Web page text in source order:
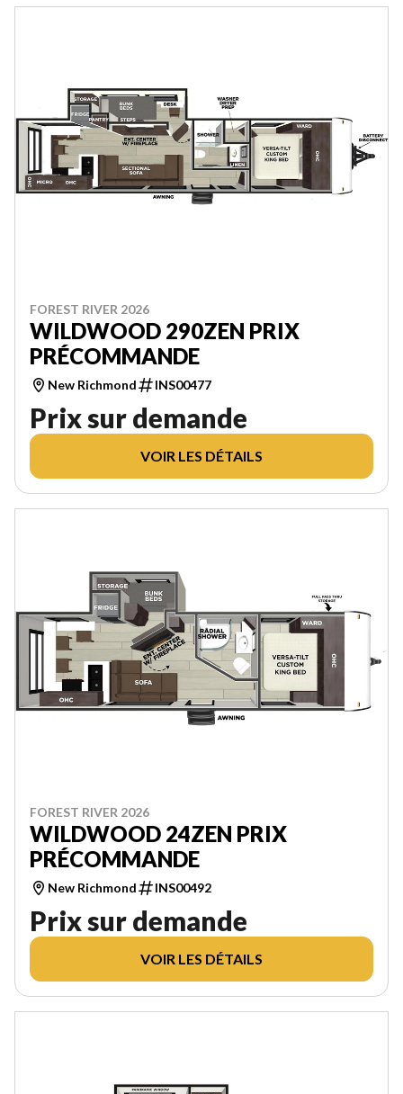
FOREST RIVER 2026
WILDWOOD 290ZEN PRIX
PRÉCOMMANDE
New Richmond INS00477
Prix sur demande
VOIR LES DÉTAILS
FOREST RIVER 2026
WILDWOOD 24ZEN PRIX
PRÉCOMMANDE
New Richmond INS00492
Prix sur demande
VOIR LES DÉTAILS